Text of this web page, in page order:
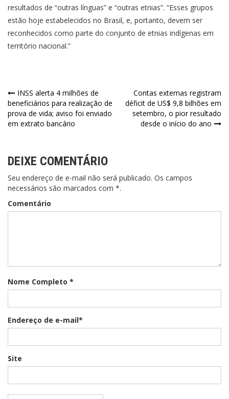
resultados de “outras línguas” e “outras etnias”. “Esses grupos
estão hoje estabelecidos no Brasil, e, portanto, devem ser
reconhecidos como parte do conjunto de etnias indígenas em
território nacional.”
Navegação
de
Post
INSS alerta 4 milhões de
beneficiários para realização de
prova de vida; aviso foi enviado
em extrato bancário
Contas externas registram
déficit de US$ 9,8 bilhões em
setembro, o pior resultado
desde o início do ano
DEIXE COMENTÁRIO
Seu endereço de e-mail não será publicado. Os campos
necessários são marcados com *.
Comentário
Nome Completo *
Endereço de e-mail*
Site